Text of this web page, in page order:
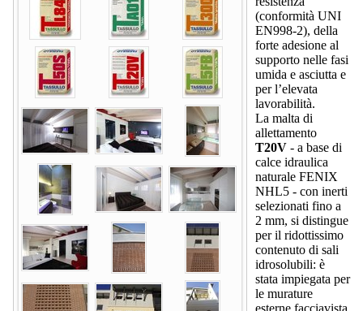
(conformità UNI
EN998-2), della
forte adesione al
supporto nelle fasi
umida e asciutta e
per l’elevata
lavorabilità.
La malta di
allettamento
T20V - a base di
calce idraulica
naturale FENIX
NHL5 - con inerti
selezionati fino a
2 mm, si distingue
per il ridottissimo
contenuto di sali
idrosolubili: è
stata impiegata per
le murature
esterne facciavista